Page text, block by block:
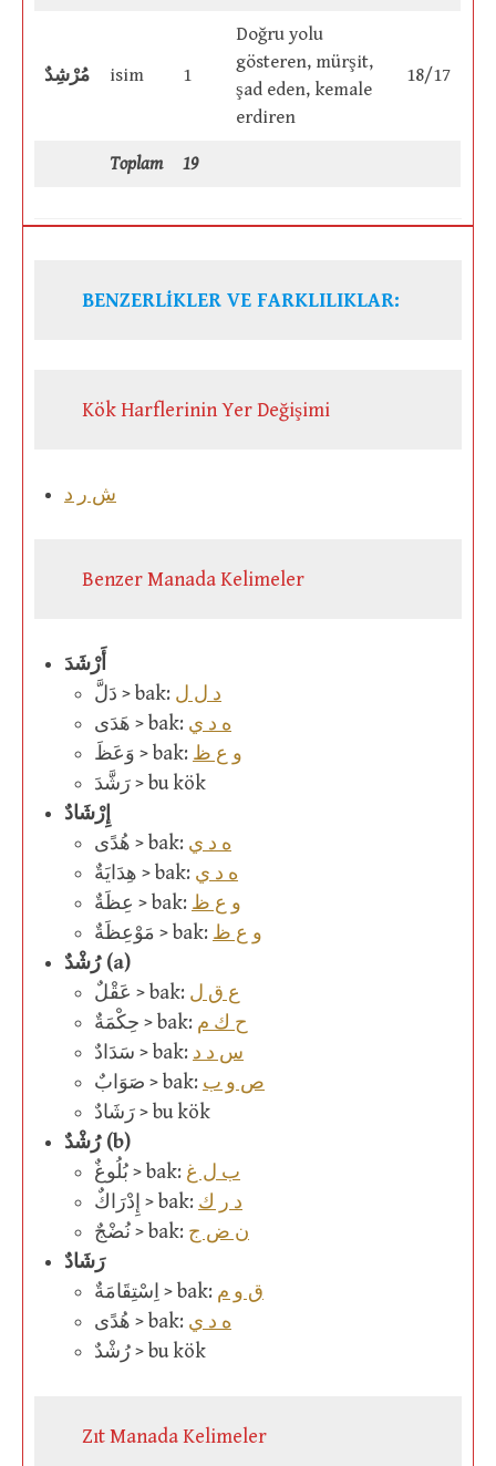
مُرْشِدٌ isim 1
Doğru yolu
gösteren, mürşit,
şad eden, kemale
erdiren
18/17
Toplam 19
BENZERLİKLER VE FARKLILIKLAR:
Kök Harflerinin Yer Değişimi
ش ر د
Benzer Manada Kelimeler
أَرْشَدَ
دَلَّ > bak: د ل ل
هَدَى > bak: ه د ي
وَعَظَ > bak: و ع ظ
رَشَّدَ > bu kök
إِرْشَادٌ
هُدًى > bak: ه د ي
هِدَايَةٌ > bak: ه د ي
عِظَةٌ > bak: و ع ظ
مَوْعِظَةٌ > bak: و ع ظ
رُشْدٌ (a)
عَقْلٌ > bak: ع ق ل
حِكْمَةٌ > bak: ح ك م
سَدَادٌ > bak: س د د
صَوَابٌ > bak: ص و ب
رَشَادٌ > bu kök
رُشْدٌ (b)
بُلُوغٌ > bak: ب ل غ
إِدْرَاكٌ > bak: د ر ك
نُضْجٌ > bak: ن ض ج
رَشَادٌ
اِسْتِقَامَةٌ > bak: ق و م
هُدًى > bak: ه د ي
رُشْدٌ > bu kök
Zıt Manada Kelimeler